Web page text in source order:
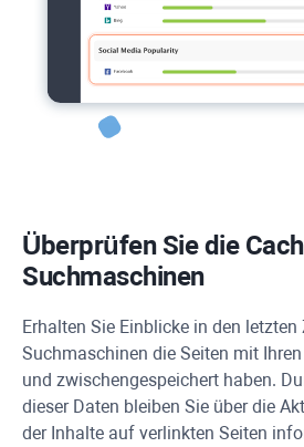
Überprüfen Sie die
Suchmaschinen
Erhalten Sie Einblicke in den
Suchmaschinen die Seiten mit
und zwischengespeichert haben.
dieser Daten bleiben Sie über die
der Inhalte auf verlinkten Seiten